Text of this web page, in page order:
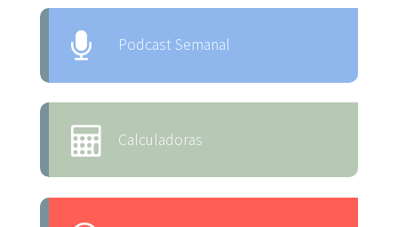
Podcast Semanal
Calculadoras